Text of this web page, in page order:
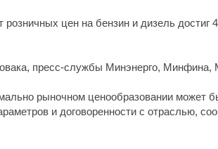
цен на бензин и дизель
пресс-службы Минэнерго,
рыночном ценообразовании может
и договоренности с отраслью,